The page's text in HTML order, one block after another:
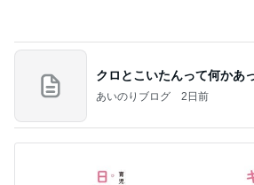
本当に髪が綺麗になったヘアマスク